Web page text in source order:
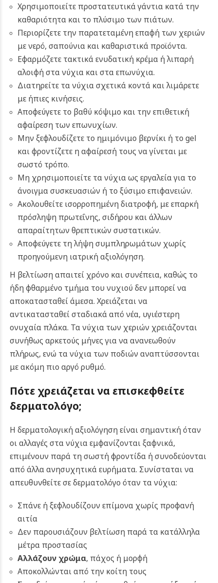
Χρησιμοποιείτε προστατευτικά γάντια κατά την
καθαριότητα και το πλύσιμο των πιάτων.
Περιορίζετε την παρατεταμένη επαφή των χεριών
με νερό, σαπούνια και καθαριστικά προϊόντα.
Εφαρμόζετε τακτικά ενυδατική κρέμα ή λιπαρή
αλοιφή στα νύχια και στα επωνύχια.
Διατηρείτε τα νύχια σχετικά κοντά και λιμάρετε
με ήπιες κινήσεις.
Αποφεύγετε το βαθύ κόψιμο και την επιθετική
αφαίρεση των επωνυχίων.
Μην ξεφλουδίζετε το ημιμόνιμο βερνίκι ή το gel
και φροντίζετε η αφαίρεσή τους να γίνεται με
σωστό τρόπο.
Μη χρησιμοποιείτε τα νύχια ως εργαλεία για το
άνοιγμα συσκευασιών ή το ξύσιμο επιφανειών.
Ακολουθείτε ισορροπημένη διατροφή, με επαρκή
πρόσληψη πρωτεΐνης, σιδήρου και άλλων
απαραίτητων θρεπτικών συστατικών.
Αποφεύγετε τη λήψη συμπληρωμάτων χωρίς
προηγούμενη ιατρική αξιολόγηση.
Η βελτίωση απαιτεί χρόνο και συνέπεια, καθώς το
ήδη φθαρμένο τμήμα του νυχιού δεν μπορεί να
αποκατασταθεί άμεσα. Χρειάζεται να
αντικατασταθεί σταδιακά από νέα, υγιέστερη
ονυχαία πλάκα. Τα νύχια των χεριών χρειάζονται
συνήθως αρκετούς μήνες για να ανανεωθούν
πλήρως, ενώ τα νύχια των ποδιών αναπτύσσονται
με ακόμη πιο αργό ρυθμό.
Πότε χρειάζεται να επισκεφθείτε
δερματολόγο;
Η δερματολογική αξιολόγηση είναι σημαντική όταν
οι αλλαγές στα νύχια εμφανίζονται ξαφνικά,
επιμένουν παρά τη σωστή φροντίδα ή συνοδεύονται
από άλλα ανησυχητικά ευρήματα. Συνίσταται να
απευθυνθείτε σε δερματολόγο όταν τα νύχια:
Σπάνε ή ξεφλουδίζουν επίμονα χωρίς προφανή
αιτία
Δεν παρουσιάζουν βελτίωση παρά τα κατάλληλα
μέτρα προστασίας
Αλλάζουν χρώμα, πάχος ή μορφή
Αποκολλώνται από την κοίτη τους